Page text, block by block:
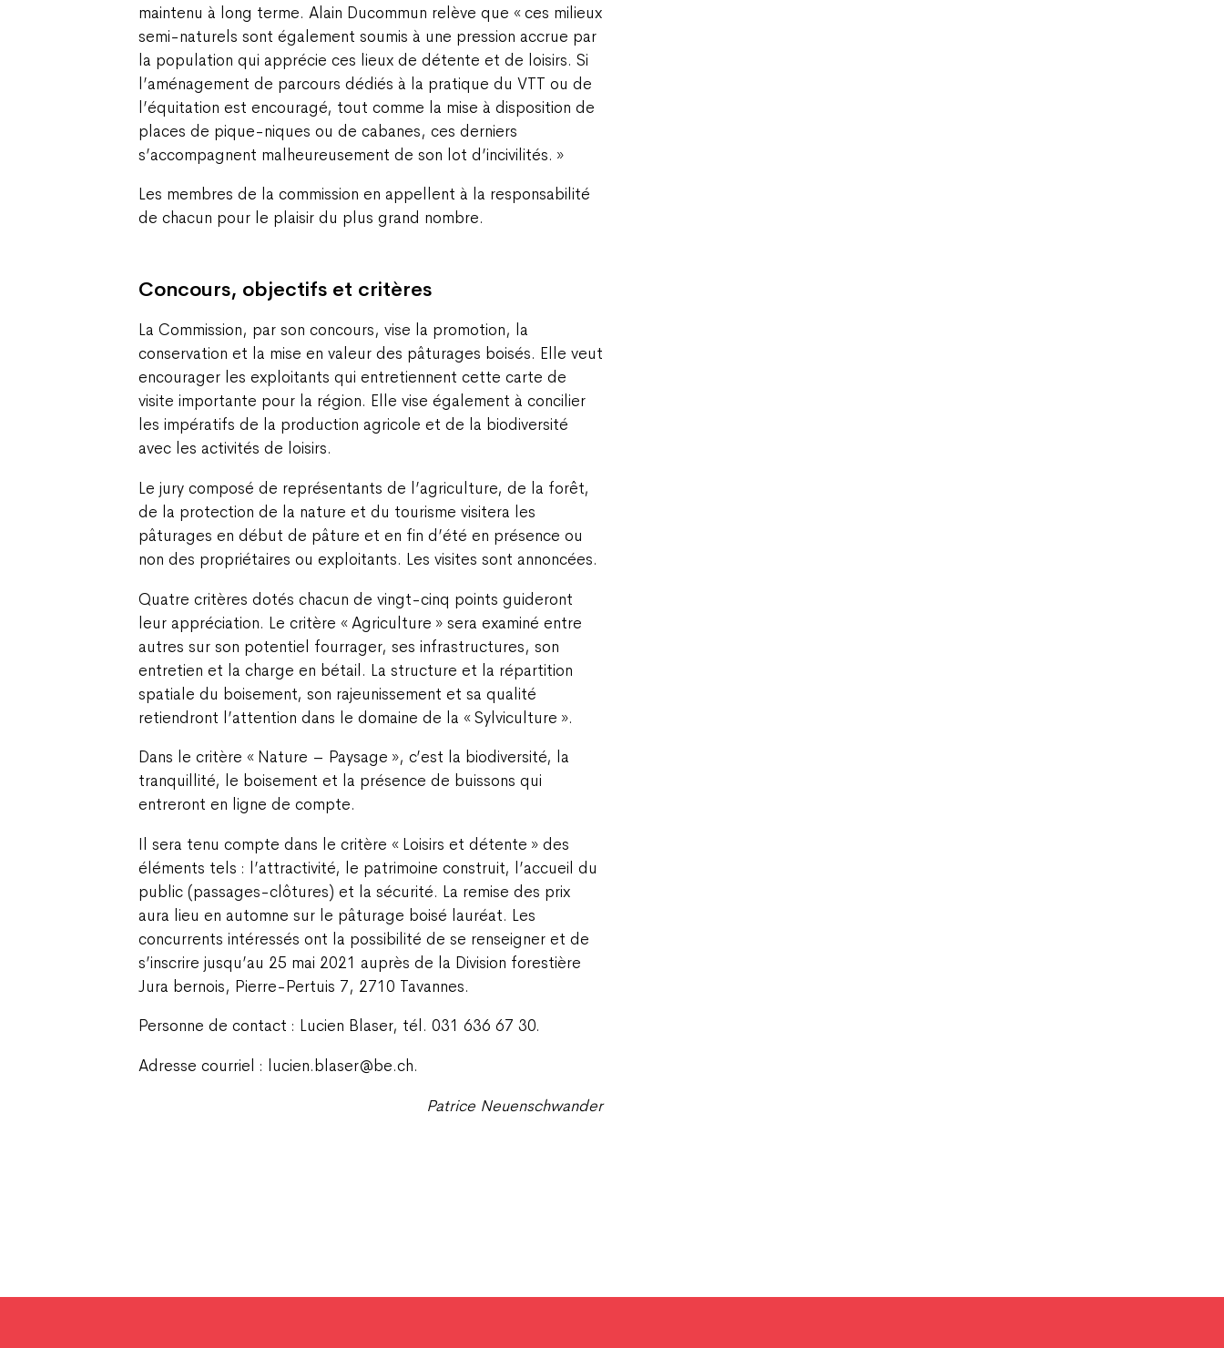
maintenu à long terme. Alain Ducommun relève que « ces milieux
semi-naturels sont également soumis à une pression accrue par
la population qui apprécie ces lieux de détente et de loisirs. Si
l’aménagement de parcours dédiés à la pratique du VTT ou de
l’équitation est encouragé, tout comme la mise à disposition de
places de pique-niques ou de cabanes, ces derniers
s’accompagnent malheureusement de son lot d’incivilités. »
Les membres de la commission en appellent à la responsabilité
de chacun pour le plaisir du plus grand nombre.
Concours, objectifs et critères
La Commission, par son concours, vise la promotion, la
conservation et la mise en valeur des pâturages boisés. Elle veut
encourager les exploitants qui entretiennent cette carte de
visite importante pour la région. Elle vise également à concilier
les impératifs de la production agricole et de la biodiversité
avec les activités de loisirs.
Le jury composé de représentants de l’agriculture, de la forêt,
de la protection de la nature et du tourisme visitera les
pâturages en début de pâture et en fin d’été en présence ou
non des propriétaires ou exploitants. Les visites sont annoncées.
Quatre critères dotés chacun de vingt-cinq points guideront
leur appréciation. Le critère « Agriculture » sera examiné entre
autres sur son potentiel fourrager, ses infrastructures, son
entretien et la charge en bétail. La structure et la répartition
spatiale du boisement, son rajeunissement et sa qualité
retiendront l’attention dans le domaine de la « Sylviculture ».
Dans le critère « Nature – Paysage », c’est la biodiversité, la
tranquillité, le boisement et la présence de buissons qui
entreront en ligne de compte.
Il sera tenu compte dans le critère « Loisirs et détente » des
éléments tels : l’attractivité, le patrimoine construit, l’accueil du
public (passages-clôtures) et la sécurité. La remise des prix
aura lieu en automne sur le pâturage boisé lauréat. Les
concurrents intéressés ont la possibilité de se renseigner et de
s’inscrire jusqu’au 25 mai 2021 auprès de la Division forestière
Jura bernois, Pierre-Pertuis 7, 2710 Tavannes.
Personne de contact : Lucien Blaser, tél. 031 636 67 30.
Adresse courriel : lucien.blaser@be.ch.
Patrice Neuenschwander